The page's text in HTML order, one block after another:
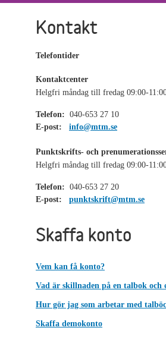
Kontakt
Telefontider
Kontaktcenter
Helgfri måndag till fredag 09:00-
Telefon: 040-653 27 10
E-post:
info@mtm.se
Punktskrifts- och
Helgfri måndag till fredag 09:00-
Telefon: 040-653 27 20
E-post:
punktskrift@mtm.se
Skaffa konto
Vem kan få konto?
Vad är skillnaden på en talbok och
Hur gör jag som arbetar med
Skaffa demokonto